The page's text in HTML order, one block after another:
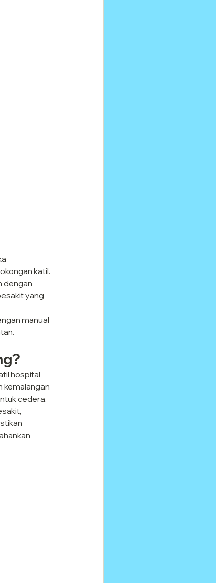
katil.
dengan
yang
manual
hospital
kemalangan
cedera.